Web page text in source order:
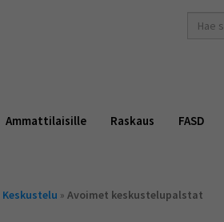
Ammattilaisille Raskaus FASD
Keskustelu » Avoimet keskustelupalstat